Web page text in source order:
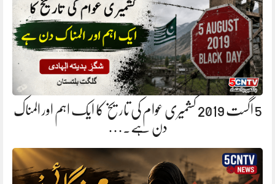
5 اگست 2019 کشمیری عوام کی تاریخ کا ایک اہم اور المناک
دن ہے.…